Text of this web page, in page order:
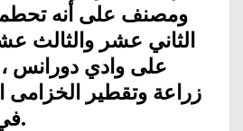
ومصنف على أنه
الثاني عشر والثالث
زراعة وتقطير الخزامى
في هوت بروفانس.